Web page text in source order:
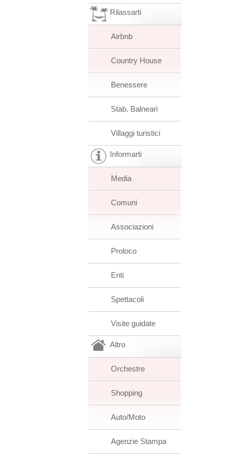
Rilassarti
Airbnb
Country House
Benessere
Stab. Balneari
Villaggi turistici
Informarti
Media
Comuni
Associazioni
Proloco
Enti
Spettacoli
Visite guidate
Altro
Orchestre
Shopping
Auto/Moto
Agenzie Stampa